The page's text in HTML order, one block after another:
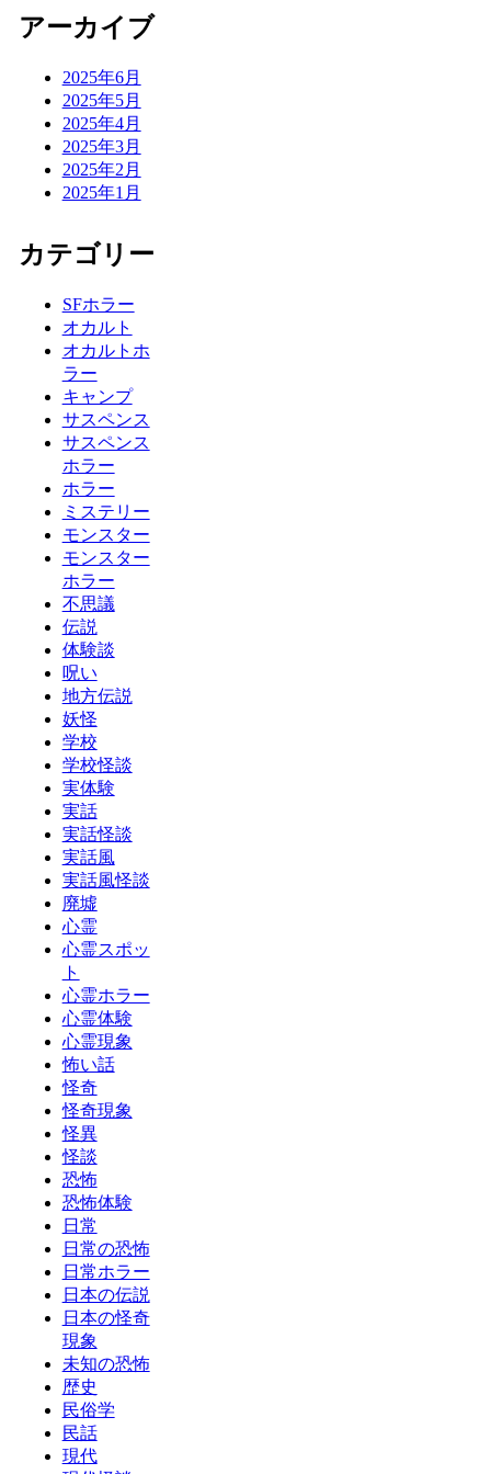
アーカイブ
2025年6月
2025年5月
2025年4月
2025年3月
2025年2月
2025年1月
カテゴリー
SFホラー
オカルト
オカルトホ
ラー
キャンプ
サスペンス
サスペンス
ホラー
ホラー
ミステリー
モンスター
モンスター
ホラー
不思議
伝説
体験談
呪い
地方伝説
妖怪
学校
学校怪談
実体験
実話
実話怪談
実話風
実話風怪談
廃墟
心霊
心霊スポッ
ト
心霊ホラー
心霊体験
心霊現象
怖い話
怪奇
怪奇現象
怪異
怪談
恐怖
恐怖体験
日常
日常の恐怖
日常ホラー
日本の伝説
日本の怪奇
現象
未知の恐怖
歴史
民俗学
民話
現代